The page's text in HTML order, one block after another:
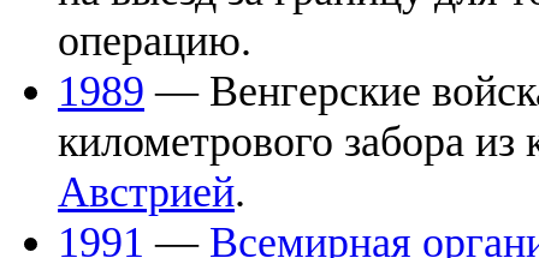
операцию.
1989 — Венгерские
километрового забора
Австрией.
1991 — Всемирная